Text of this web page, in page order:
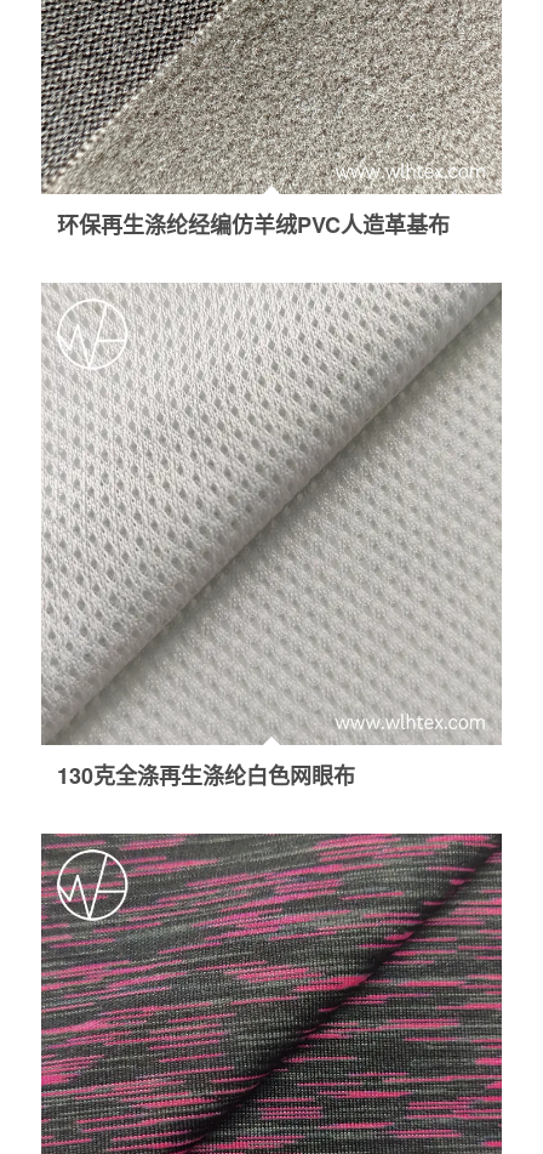
环保再生涤纶经编仿羊绒PVC人造革基布
130克全涤再生涤纶白色网眼布